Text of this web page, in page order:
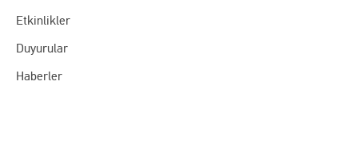
Etkinlikler
Duyurular
Haberler